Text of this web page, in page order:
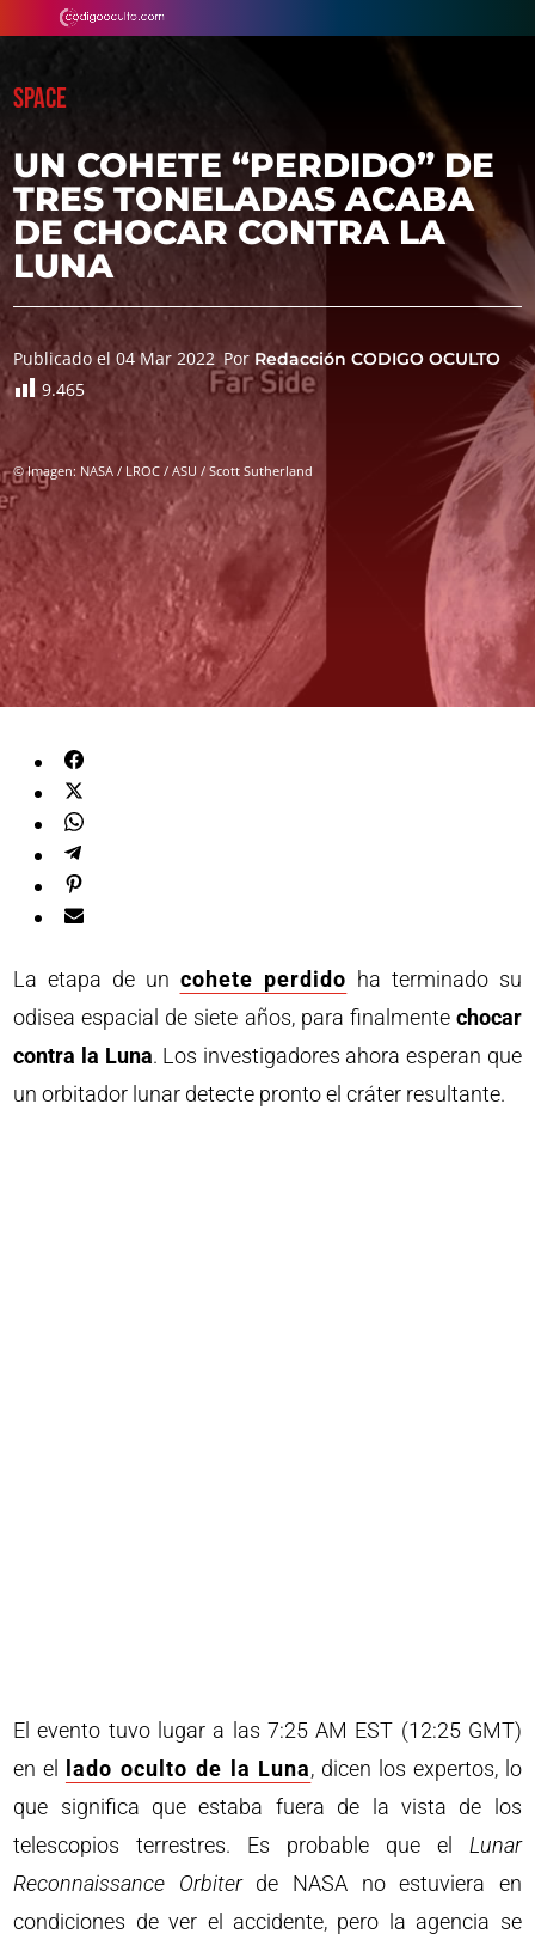
SPACE
UN COHETE “PERDIDO” DE
TRES TONELADAS ACABA
DE CHOCAR CONTRA LA
LUNA
Publicado el 04 Mar 2022 Por Redacción CODIGO OCULTO
9.465
© Imagen: NASA / LROC / ASU / Scott Sutherland
La etapa de un cohete perdido ha terminado su
odisea espacial de siete años, para finalmente chocar
contra la Luna. Los investigadores ahora esperan que
un orbitador lunar detecte pronto el cráter resultante.
El evento tuvo lugar a las 7:25 AM EST (12:25 GMT)
en el
lado oculto de la Luna, dicen los expertos, lo
que significa que estaba fuera de la vista de los
telescopios terrestres. Es probable que el Lunar
Reconnaissance Orbiterde NASA no estuviera en
condiciones de ver el accidente, pero la agencia se